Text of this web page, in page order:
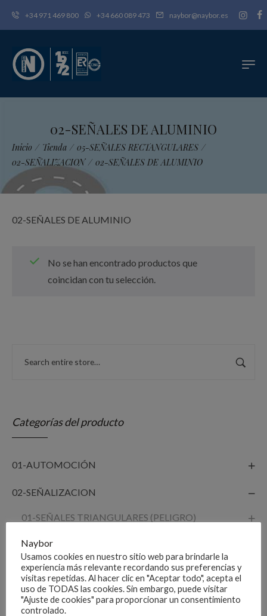
+34 971 469 800 +34 660 089 473 naybor@naybor.es
02-SEÑALES DE ALUMINIO
Inicio / Tienda / 05-SEÑALES RECTANGULARES /
02-SEÑALIZACION / 02-SEÑALES DE ALUMINIO
Categorías del producto
01-AUTOMOCIÓN
02-SEÑALIZACION
01-SEÑALES TRIANGULARES (PELIGRO)
02-SEÑALES CIRCULARES
03-SEÑALES OCTOGONALES
04-SEÑALES CUADRADAS
05-SEÑALES RECTANGULARES
02-SEÑALES DE ALUMINIO
No se han encontrado productos que
coincidan con tu selección.
Naybor
Usamos cookies en nuestro sitio web para brindarle la
experiencia más relevante recordando sus preferencias y
visitas repetidas. Al hacer clic en "Aceptar todo", acepta el
uso de TODAS las cookies. Sin embargo, puede visitar
"Ajuste de cookies" para proporcionar un consentimiento
controlado.